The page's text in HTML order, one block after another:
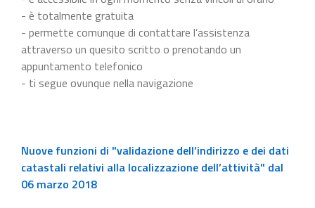
- è totalmente gratuita
- permette comunque di contattare l’assistenza
attraverso un quesito scritto o prenotando un
appuntamento telefonico
- ti segue ovunque nella navigazione
Nuove funzioni di "validazione dell’indirizzo e dei dati
catastali relativi alla localizzazione dell’attività" dal
06 marzo 2018